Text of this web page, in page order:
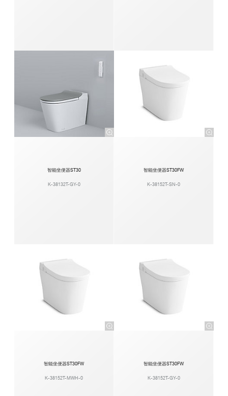
智能坐便器ST30
K-38132T-GY-0
智能坐便器ST30FW
K-38152T-SN-0
智能坐便器ST30FW
K-38152T-MWH-0
智能坐便器ST30FW
K-38152T-GY-0